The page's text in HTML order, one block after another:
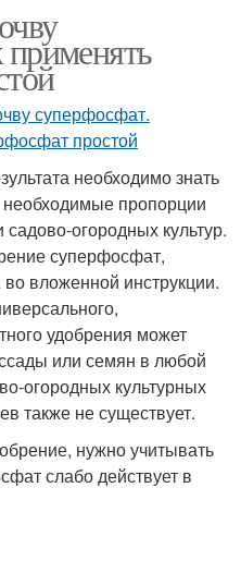
необходимо знать
пропорции
огородных культур.
суперфосфат,
вложенной инструкции.
удобрения может
или семян в любой
огородных культурных
также не существует.
нужно учитывать
слабо действует в